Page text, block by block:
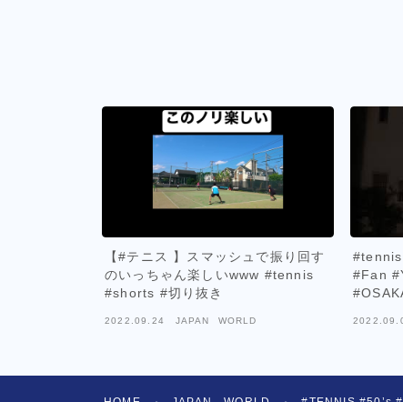
【#テニス 】スマッシュで振り回す
のいっちゃん楽しいwww #tennis
#shorts #切り抜き
2022.09.24 JAPAN WORLD
#Fan